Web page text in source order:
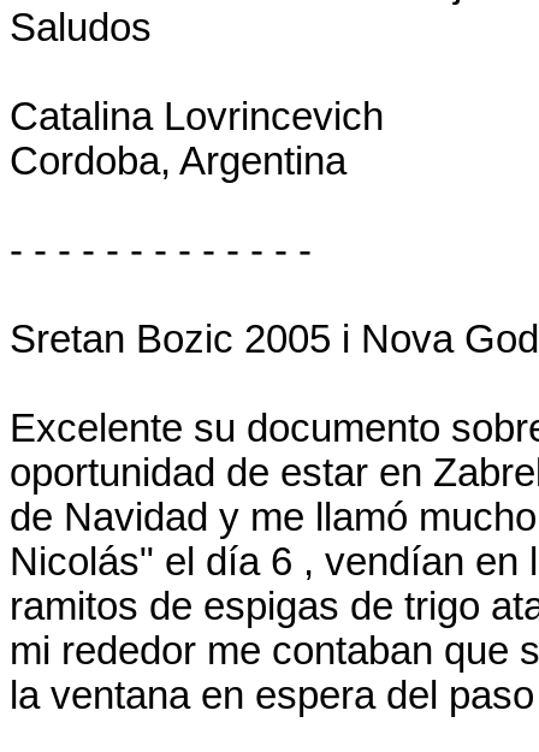
Saludos
Catalina Lovrincevich
Cordoba, Argentina
- - - - - - - - - - - - -
Sretan Bozic 2005 i Nova
Excelente su documento
oportunidad de estar en
de Navidad y me llamó
Nicolás" el día 6 , vendían en
ramitos de espigas de trigo
mi rededor me contaban que
la ventana en espera del